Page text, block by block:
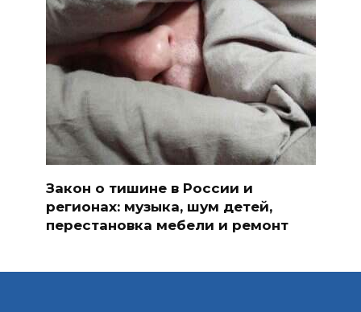
Закон о тишине в России и
регионах: музыка, шум детей,
перестановка мебели и ремонт